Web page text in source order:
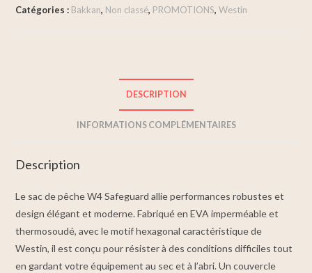
Catégories : Bakkan, Non classé, PROMOTIONS,Westin
DESCRIPTION
INFORMATIONS COMPLÉMENTAIRES
Description
Le sac de pêche W4 Safeguard allie performances robustes et
design élégant et moderne. Fabriqué en EVA imperméable et
thermosoudé, avec le motif hexagonal caractéristique de
Westin, il est conçu pour résister à des conditions difficiles tout
en gardant votre équipement au sec et à l’abri. Un couvercle